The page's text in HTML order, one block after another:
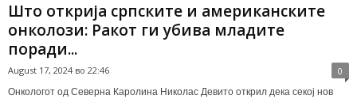
Што открија српските и американските
онколози: Ракот ги убива младите
поради...
August 17, 2024 во 22:46 0
Онкологот од Северна Каролина Николас Девито открил дека секој нов